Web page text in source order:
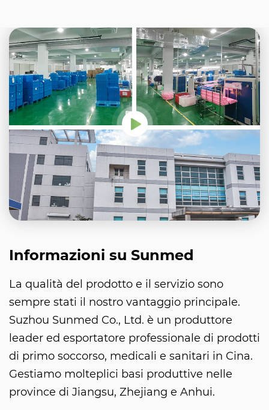
Informazioni su Sunmed
La qualità del prodotto e il servizio sono
sempre stati il nostro vantaggio principale.
Suzhou Sunmed Co., Ltd. è un produttore
leader ed esportatore professionale di prodotti
di primo soccorso, medicali e sanitari in Cina.
Gestiamo molteplici basi produttive nelle
province di Jiangsu, Zhejiang e Anhui.